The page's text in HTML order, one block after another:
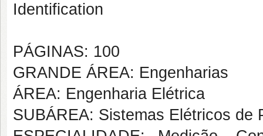
Identification
PÁGINAS: 100
GRANDE ÁREA: Engenharias
ÁREA: Engenharia Elétrica
SUBÁREA: Sistemas Elétricos de